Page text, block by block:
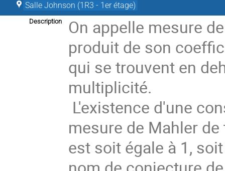
Salle Johnson (1R3 - 1er étage)
Description
On appelle mesure
produit de son
qui se trouvent en
multiplicité.
L'existence d'une
mesure de Mahler
est soit égale à 1,